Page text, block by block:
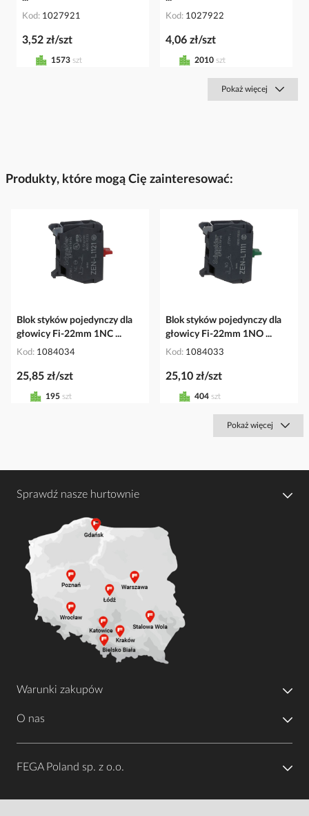
Kod 1027921
3,52 zł/szt
1573 szt
Kod 1027922
4,06 zł/szt
2010 szt
Pokaż więcej
Produkty, które mogą Cię zainteresować:
Blok styków pojedynczy dla
głowicy Fi-22mm 1NC ...
Kod 1084034
25,85 zł/szt
195 szt
Blok styków pojedynczy dla
głowicy Fi-22mm 1NO ...
Kod 1084033
25,10 zł/szt
404 szt
Pokaż więcej
Sprawdź nasze hurtownie
Warunki zakupów
O nas
FEGA Poland sp. z o.o.